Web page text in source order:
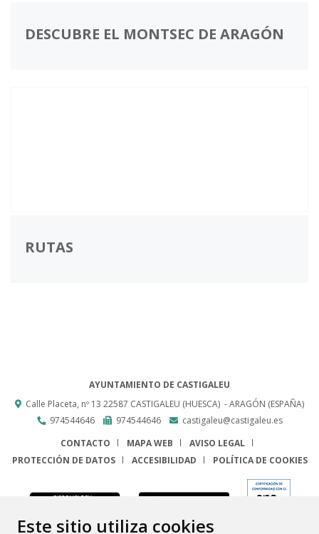
Este sitio utiliza cookies
DESCUBRE EL MONTSEC DE ARAGÓN
RUTAS
AYUNTAMIENTO DE CASTIGALEU
Calle Placeta, nº 13 22587 CASTIGALEU (HUESCA) - ARAGÓN (ESPAÑA)
974544646
974544646
castigaleu@castigaleu.es
CONTACTO
MAPA WEB
AVISO LEGAL
PROTECCIÓN DE DATOS
ACCESIBILIDAD POLÍTICA DE COOKIES